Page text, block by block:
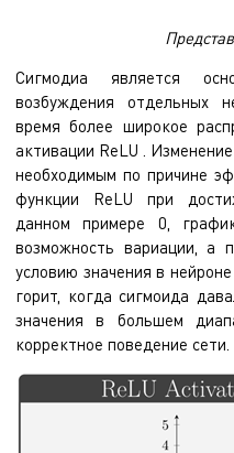
Сигмодиа является
возбуждения отдельных
время более широкое
активации ReLU .
необходимым по причине
функции ReLU при
данном примере 0,
возможность вариации, а
условию значения в
горит, когда сигмоида
значения в большем
корректное поведение сети.